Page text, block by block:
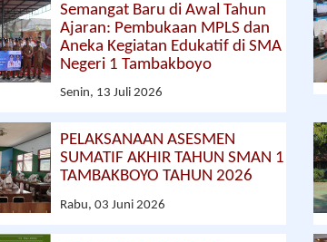
Semangat Baru di Awal Tahun
Ajaran: Pembukaan MPLS dan
Aneka Kegiatan Edukatif di SMA
Negeri 1 Tambakboyo
Senin, 13 Juli 2026
PELAKSANAAN ASESMEN
SUMATIF AKHIR TAHUN SMAN 1
TAMBAKBOYO TAHUN 2026
Rabu, 03 Juni 2026